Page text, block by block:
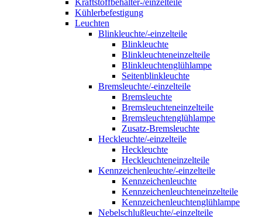
Kraftstoffbehälter-/einzelteile
Kühlerbefestigung
Leuchten
Blinkleuchte/-einzelteile
Blinkleuchte
Blinkleuchteneinzelteile
Blinkleuchtenglühlampe
Seitenblinkleuchte
Bremsleuchte/-einzelteile
Bremsleuchte
Bremsleuchteneinzelteile
Bremsleuchtenglühlampe
Zusatz-Bremsleuchte
Heckleuchte/-einzelteile
Heckleuchte
Heckleuchteneinzelteile
Kennzeichenleuchte/-einzelteile
Kennzeichenleuchte
Kennzeichenleuchteneinzelteile
Kennzeichenleuchtenglühlampe
Nebelschlußleuchte/-einzelteile